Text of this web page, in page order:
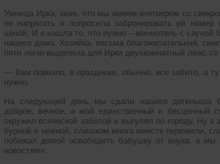
Умница Ирка, зная, что мы живем вчетвером со
не напрягать и попросила забронировать ей
ценой. И я нашла то, что нужно – миниотель с сауной
нашего дома. Хозяйка, весьма благожелательная,
пяти легко выделила для Ирки двухкомнатный люкс
— Вам повезло, в праздники, обычно, все забито, а
нужно.
На следующий день мы сдали нашего детеныша
доброе, вечное, а мой единственный и бесценный
окружил всяческой заботой и выгулял по городу. Ну
бурной и нежной, слишком много вместе пережили,
побежал домой освободить бабушку от внука, а мы
новостями.